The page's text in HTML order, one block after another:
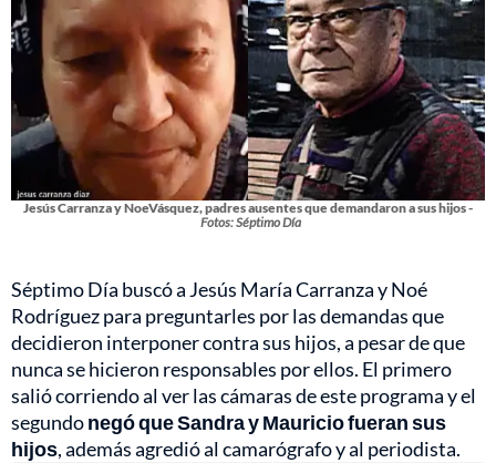
Jesús Carranza y NoeVásquez, padres ausentes que demandaron a sus hijos -
Fotos: Séptimo Día
Séptimo Día buscó a Jesús María Carranza y Noé
Rodríguez para preguntarles por las demandas que
decidieron interponer contra sus hijos, a pesar de que
nunca se hicieron responsables por ellos. El primero
salió corriendo al ver las cámaras de este programa y el
segundonegó que Sandra y Mauricio fueran sus
hijos, además agredió al camarógrafo y al periodista.